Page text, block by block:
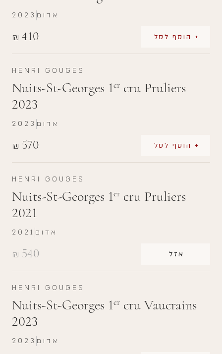
₪ 410 + הוסף לסל
2023 אדום
HENRI GOUGES
Nuits-St-Georges 1er cru Pruliers
2023
₪ 570 + הוסף לסל
2023 אדום
HENRI GOUGES
Nuits-St-Georges 1er cru Pruliers
2021
₪ 540 אזל
2021 אדום
HENRI GOUGES
Nuits-St-Georges 1er cru Vaucrains
2023
2023 אדום